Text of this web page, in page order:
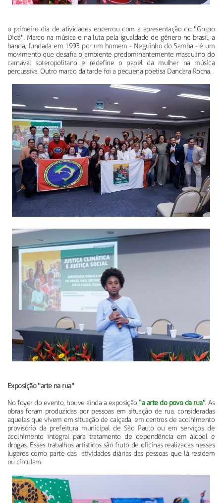
o primeiro dia de atividades encerrou com a apresentação do "Grupo
Didá". Marco na música e na luta pela igualdade de gênero no brasil, a
banda, fundada em 1993 por um homem - Neguinho do Samba - é um
movimento que desafia o ambiente predominantemente masculino do
carnaval soteropolitano e redefine o papel da mulher na música
percussiva. Outro marco da tarde foi a pequena poetisa Dandara Rocha.
Exposição "arte na rua"
No foyer do evento, houve ainda a exposição“a arte do povo da rua”. As
obras foram produzidas por pessoas em situação de rua, consideradas
aquelas que vivem em situação de calçada, em centros de acolhimento
provisório da prefeitura municipal de São Paulo ou em serviços de
acolhimento integral para tratamento de dependência em álcool e
drogas. Esses trabalhos artísticos são fruto de oficinas realizadas nesses
lugares como parte das atividades diárias das pessoas que lá residem
ou circulam.